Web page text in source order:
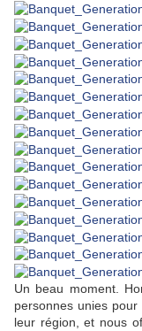
Un beau moment.
personnes unies
leur région, et nous